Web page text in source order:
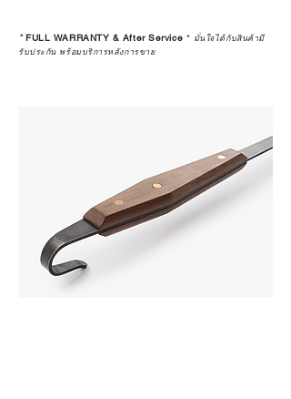
*FULL WARRANTY & After Service * มั่นใจได้กับสินค้ามี
รับประกัน พร้อมบริการหลังการขาย